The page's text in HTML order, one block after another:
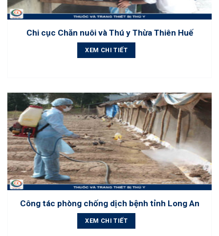
Chi cục Chăn nuôi và Thú y Thừa Thiên Huế
XEM CHI TIẾT
Công tác phòng chống dịch bệnh tỉnh Long An
XEM CHI TIẾT